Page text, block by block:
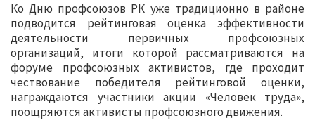
Ко Дню профсоюзов РК уже традиционно в районе
подводится рейтинговая оценка эффективности
деятельности первичных профсоюзных
организаций, итоги которой рассматриваются на
форуме профсоюзных активистов, где проходит
чествование победителя рейтинговой оценки,
награждаются участники акции «Человек труда»,
поощряются активисты профсоюзного движения.